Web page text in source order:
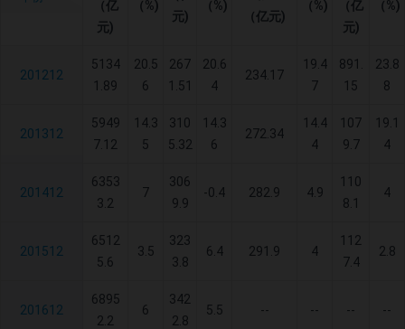
（亿
元)
（%)
元)
（%)
（亿元)
（%)
（亿
元)
（%)
201212
5134
1.89
20.5
6
267
1.51
20.6
4
234.17
19.4
7
891.
15
23.8
8
201312
5949
7.12
14.3
5
310
5.32
14.3
6
272.34
14.4
4
107
9.7
19.1
4
201412
6353
3.2
7
306
9.9
-0.4 282.9 4.9
110
8.1
4
201512
6512
5.6
3.5
323
3.8
6.4 291.9 4
112
7.4
2.8
201612
6895
2.2
6
342
2.8
5.5 -- -- -- --